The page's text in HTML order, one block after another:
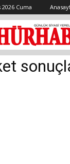
2026 Cuma